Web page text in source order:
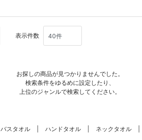
表示件数
お探しの商品が見つかりませんでした。
検索条件をゆるめに設定したり、
上位のジャンルで検索してください。
バスタオル ハンドタオル ネックタオル